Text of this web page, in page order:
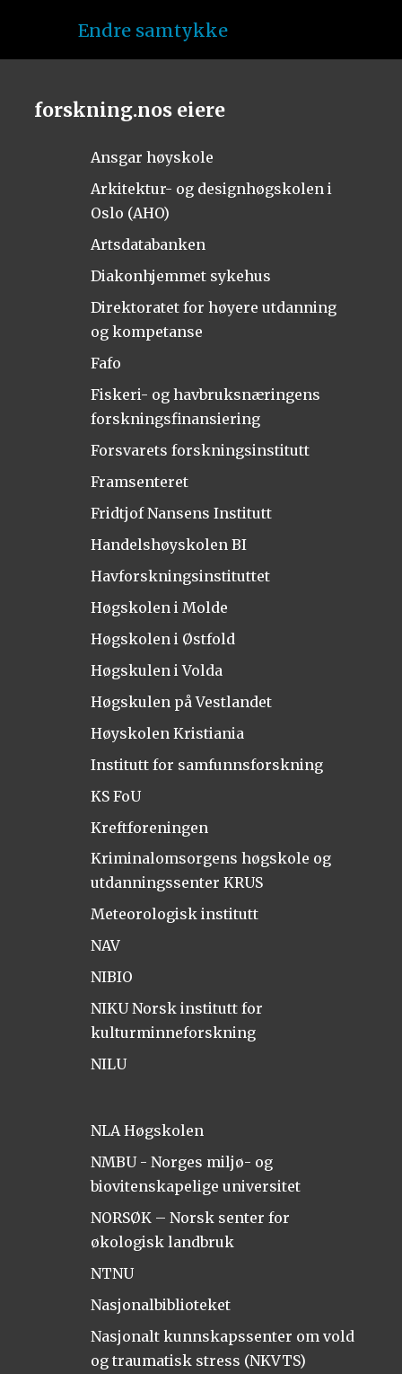
Endre samtykke
forskning.nos eiere
Ansgar høyskole
Arkitektur- og designhøgskolen i
Oslo (AHO)
Artsdatabanken
Diakonhjemmet sykehus
Direktoratet for høyere utdanning
og kompetanse
Fafo
Fiskeri- og havbruksnæringens
forskningsfinansiering
Forsvarets forskningsinstitutt
Framsenteret
Fridtjof Nansens Institutt
Handelshøyskolen BI
Havforskningsinstituttet
Høgskolen i Molde
Høgskolen i Østfold
Høgskulen i Volda
Høgskulen på Vestlandet
Høyskolen Kristiania
Institutt for samfunnsforskning
KS FoU
Kreftforeningen
Kriminalomsorgens høgskole og
utdanningssenter KRUS
Meteorologisk institutt
NAV
NIBIO
NIKU Norsk institutt for
kulturminneforskning
NILU
NLA Høgskolen
NMBU - Norges miljø- og
biovitenskapelige universitet
NORSØK – Norsk senter for
økologisk landbruk
NTNU
Nasjonalbiblioteket
Nasjonalt kunnskapssenter om vold
og traumatisk stress (NKVTS)